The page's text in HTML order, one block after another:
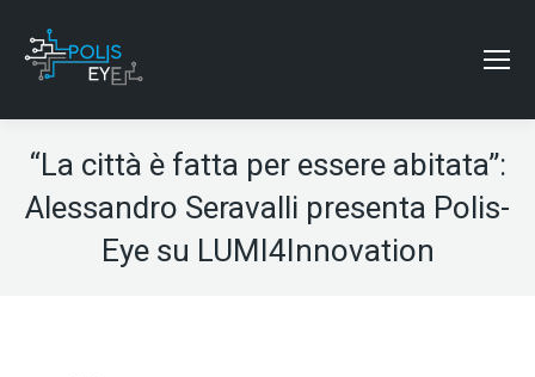
“La città è fatta per essere abitata”:
Alessandro Seravalli presenta Polis-
Eye su LUMI4Innovation